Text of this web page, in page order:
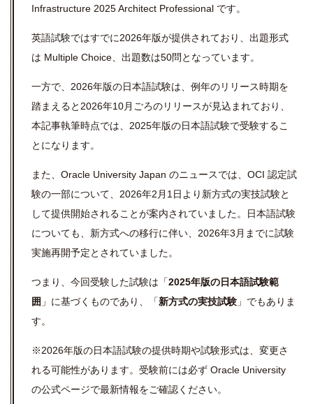
Infrastructure 2025 Architect Professional です。
英語試験ではすでに2026年版が提供されており、出題形式
は Multiple Choice、出題数は50問となっています。
一方で、 2026年版の日本語試験は、例年のリリース時期を
踏まえると2026年10月ごろのリリースが見込まれており、
本記事執筆時点では、2025年版の日本語試験で受験するこ
とになります。
また、Oracle University Japan のニュースでは、OCI 認定試
験の一部について、2026年2月1日より新方式の実技試験と
して提供開始されることが案内されていました。日本語試験
についても、新方式への移行に伴い、2026年3月までに試験
実施再開予定とされていました。
つまり、今回受験した試験は「2025年版の日本語試験範
囲 」に基づくものであり、「新方式の実技試験 」でもありま
す。
※2026年版の日本語試験の提供時期や試験形式は、変更さ
れる可能性があります。 受験前には必ず Oracle University
の公式ページで最新情報をご確認ください。